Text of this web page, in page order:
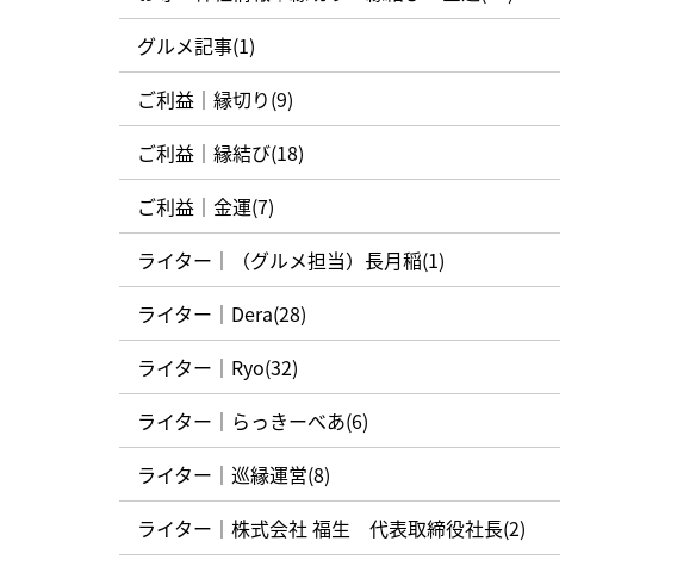
グルメ記事(1)
ご利益｜縁切り(9)
ご利益｜縁結び(18)
ご利益｜金運(7)
ライター｜（グルメ担当）長月稲(1)
ライター｜Dera(28)
ライター｜Ryo(32)
ライター｜らっきーべあ(6)
ライター｜巡縁運営(8)
ライター｜株式会社 福生 代表取締役社長(2)